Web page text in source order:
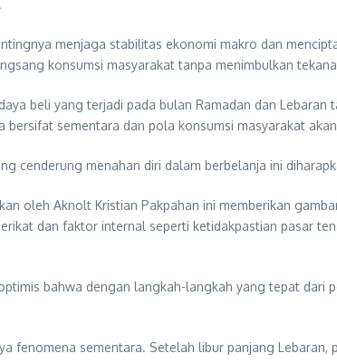
menjaga stabilitas ekonomi makro dan
konsumsi masyarakat tanpa menimbulkan
beli yang terjadi pada bulan Ramadan dan
bersifat sementara dan pola konsumsi masyarakat
cenderung menahan diri dalam berbelanja ini
oleh Aknolt Kristian Pakpahan ini memberikan
dan faktor internal seperti ketidakpastian pasar
bahwa dengan langkah-langkah yang tepat
fenomena sementara. Setelah libur panjang